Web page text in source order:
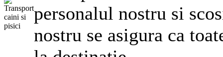
personalul nostru si
nostru se asigura ca